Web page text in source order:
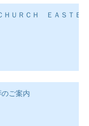
ＨＵＲＣＨ ＥＡＳＴＥ
ご案内